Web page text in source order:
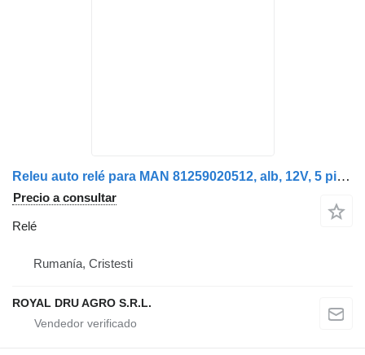
Releu auto relé para MAN 81259020512, alb, 12V, 5 pini camión
Precio a consultar
Relé
Rumanía, Cristesti
ROYAL DRU AGRO S.R.L.